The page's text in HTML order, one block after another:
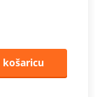
košaricu